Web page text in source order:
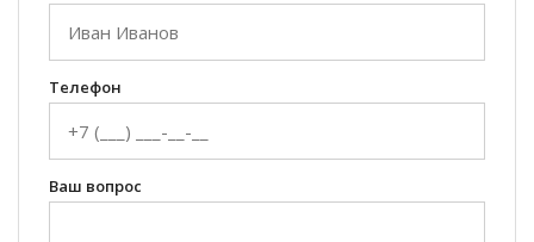
Телефон
Ваш вопрос